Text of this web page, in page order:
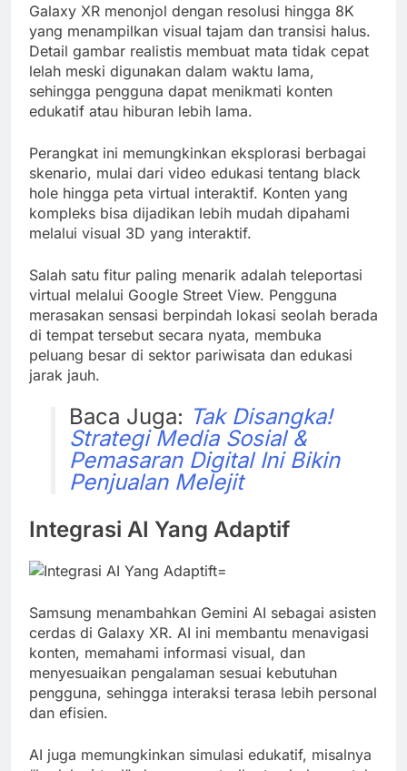
Galaxy XR menonjol dengan resolusi hingga 8K
yang menampilkan visual tajam dan transisi halus.
Detail gambar realistis membuat mata tidak cepat
lelah meski digunakan dalam waktu lama,
sehingga pengguna dapat menikmati konten
edukatif atau hiburan lebih lama.
Perangkat ini memungkinkan eksplorasi berbagai
skenario, mulai dari video edukasi tentang black
hole hingga peta virtual interaktif. Konten yang
kompleks bisa dijadikan lebih mudah dipahami
melalui visual 3D yang interaktif.
Salah satu fitur paling menarik adalah teleportasi
virtual melalui Google Street View. Pengguna
merasakan sensasi berpindah lokasi seolah berada
di tempat tersebut secara nyata, membuka
peluang besar di sektor pariwisata dan edukasi
jarak jauh.
Baca Juga: Tak Disangka!
Strategi Media Sosial &
Pemasaran Digital Ini Bikin
Penjualan Melejit
Integrasi AI Yang Adaptif
Samsung menambahkan Gemini AI sebagai asisten
cerdas di Galaxy XR. AI ini membantu menavigasi
konten, memahami informasi visual, dan
menyesuaikan pengalaman sesuai kebutuhan
pengguna, sehingga interaksi terasa lebih personal
dan efisien.
AI juga memungkinkan simulasi edukatif, misalnya